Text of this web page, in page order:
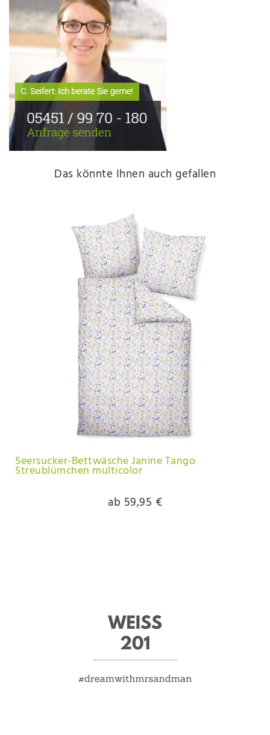
Das könnte Ihnen auch gefallen
Seersucker-Bettwäsche Janine Tango
Streublümchen multicolor
ab 59,95 €